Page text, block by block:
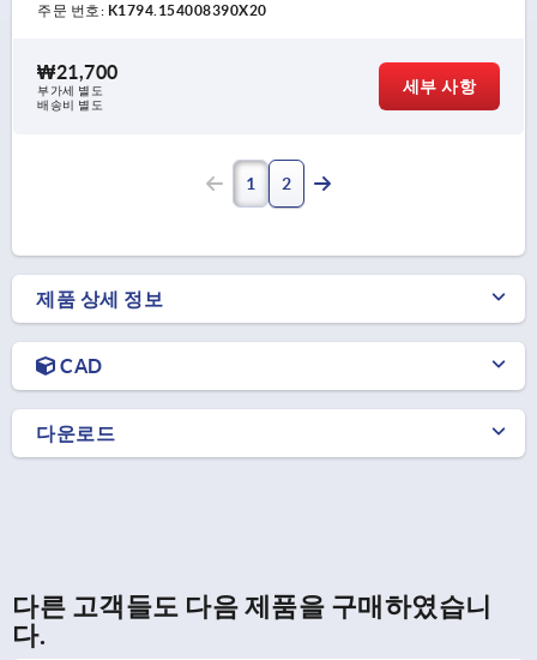
주문 번호: K1794.154008390X20
₩21,700
부가세 별도
배송비 별도
세부 사항
1 2
제품 상세 정보
CAD
다운로드
다른 고객들도 다음 제품을 구매하였습니
다.